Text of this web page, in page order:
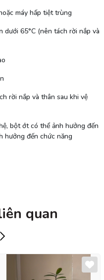
máy hấp tiệt trùng
dưới 65°C (nên tách rời nắp và
rời nắp và thân sau khi vệ
bột ớt có thể ảnh hưởng đến
hưởng đến chức năng
quan